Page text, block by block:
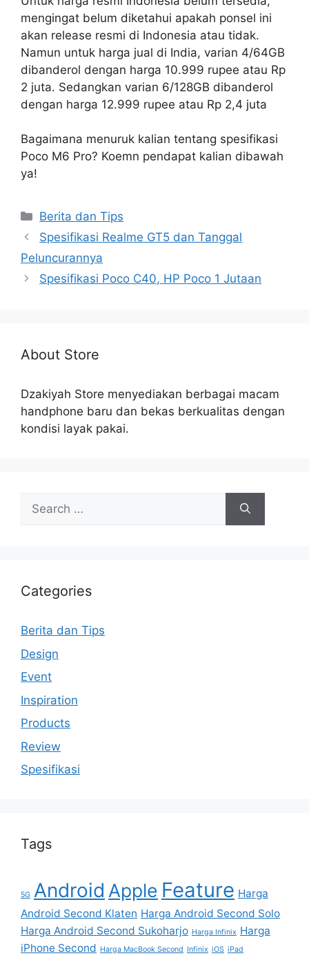
mengingat belum diketahui apakah ponsel ini
akan release resmi di Indonesia atau tidak.
Namun untuk harga jual di India, varian 4/64GB
dibanderol dengan harga 10.999 rupee atau Rp
2 juta. Sedangkan varian 6/128GB dibanderol
dengan harga 12.999 rupee atau Rp 2,4 juta
Bagaimana menuruk kalian tentang spesifikasi
Poco M6 Pro? Koemn pendapat kalian dibawah
ya!
Categories
Berita dan Tips
Spesifikasi Realme GT5 dan Tanggal
Peluncurannya
Spesifikasi Poco C40, HP Poco 1 Jutaan
About Store
Dzakiyah Store menyediakan berbagai macam
handphone baru dan bekas berkualitas dengan
kondisi layak pakai.
Search
for:
Categories
Berita dan Tips
Design
Event
Inspiration
Products
Review
Spesifikasi
Tags
5G Android Apple Feature Harga
Android Second Klaten Harga Android Second Solo
Harga Android Second Sukoharjo Harga Infinix Harga
iPhone Second Harga MacBook Second Infinix iOS iPad